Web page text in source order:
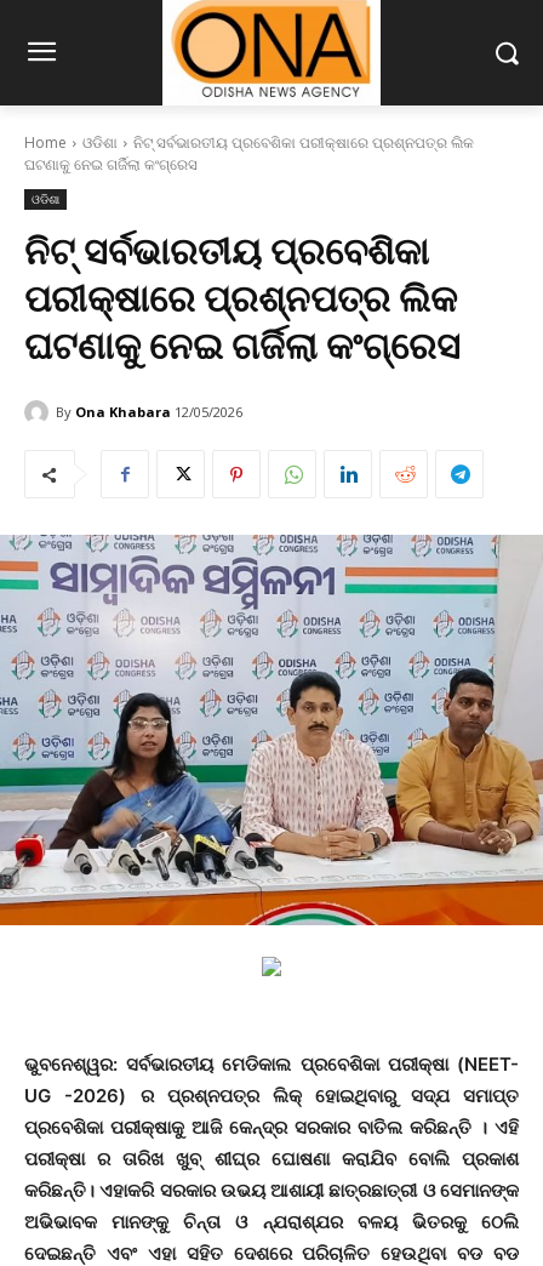
Home ଓଡିଶା
ନିଟ୍ ସର୍ବଭାରତୀୟ ପ୍ରବେଶିକା ପରୀକ୍ଷାରେ ପ୍ରଶ୍ନପତ୍ର ଲିକ
ଘଟଣାକୁ ନେଇ ଗର୍ଜିଲା କଂଗ୍ରେସ
ଓଡିଶା
ନିଟ୍ ସର୍ବଭାରତୀୟ ପ୍ରବେଶିକା
ପରୀକ୍ଷାରେ ପ୍ରଶ୍ନପତ୍ର ଲିକ
ଘଟଣାକୁ ନେଇ ଗର୍ଜିଲା କଂଗ୍ରେସ
By Ona Khabara 12/05/2026
ଭୁବନେଶ୍ୱର: ସର୍ବଭାରତୀୟ ମେଡିକାଲ ପ୍ରବେଶିକା ପରୀକ୍ଷା (NEET-
UG -2026) ର ପ୍ରଶ୍ନପତ୍ର ଲିକ୍ ହୋଇଥିବାରୁ ସଦ୍ଯ ସମାପ୍ତ
ପ୍ରବେଶିକା ପରୀକ୍ଷାକୁ ଆଜି କେନ୍ଦ୍ର ସରକାର ବାତିଲ କରିଛନ୍ତି । ଏହି
ପରୀକ୍ଷା ର ତାରିଖ ଖୁବ୍ ଶୀଘ୍ର ଘୋଷଣା କରାଯିବ ବୋଲି ପ୍ରକାଶ
କରିଛନ୍ତି। ଏହାକରି ସରକାର ଉଭୟ ଆଶାୟୀ ଛାତ୍ରଛାତ୍ରୀ ଓ ସେମାନଙ୍କ
ଅଭିଭାବକ ମାନଙ୍କୁ ଚିନ୍ତା ଓ ନ୍ଯରାଶ୍ଯର ବଳୟ ଭିତରକୁ ଠେଲି
ଦେଇଛନ୍ତି ଏବଂ ଏହା ସହିତ ଦେଶରେ ପରିଚାଳିତ ହେଉଥିବା ବଡ ବଡ